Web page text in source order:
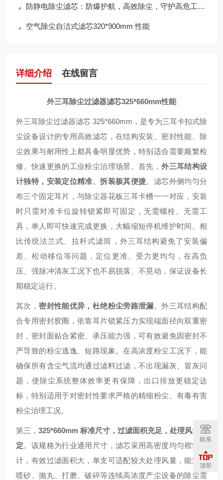
防静电除尘滤芯：防爆护航，高效除尘，守护高危工况安全
空气除尘自洁式滤芯320*900mm 性能
详细介绍 在线留言
外三耳除尘过滤器滤芯325*660mm性能
外三耳除尘过滤器滤芯 325*660mm，是专为三耳卡扣式除
尘设备设计的专用高效滤芯，在结构安装、密封性能、除
尘效果与耐用性上都具备明显优势，特别适合需要频繁检
修、快速更换的工业粉尘治理场景。首先，外三耳结构设
计独特，安装定位精准、拆装极其便捷。滤芯外侧均匀分
布三个固定耳片，与除尘器花板三耳卡槽一一对应，安装
时只需对准卡位旋转锁紧即可固定，无需螺栓、无需工
具，单人即可快速完成更换，大幅缩短停机维护时间。相
比传统法兰式、拉杆式滤筒，外三耳结构避免了安装偏
差、松动移位等问题，定位更准、受力更均匀，在高负
压、强脉冲清灰工况下也不易脱落、不晃动，保证设备长
期稳定运行。
其次，密封性能优异，杜绝粉尘旁路泄漏。外三耳结构配
合专用密封胶圈，依靠耳片锁紧压力实现端面径向双重密
封，密封面贴合紧密、承压能力强，可有效避免因密封不
严导致的粉尘逃逸、短路现象。在高浓度粉尘工况下，能
确保所有含尘气流均通过滤料过滤，不出现漏灰、冒灰问
题，使除尘系统整体效率更有保障，出口排放更稳定达
标，特别适用于对密封性要求严格的精细粉尘、有毒有害
粉尘治理工况。
第三， 325*660mm 标准尺寸，过滤面积充足，处理风量稳
定。该规格为行业通用尺寸，滤芯采用高密度均匀褶皱设
计，有效过滤面积大，单支可适配较大处理风量，能满足
喷砂、抛丸、打磨、破碎等连续高浓度产尘设备的除尘需
联系
顶部